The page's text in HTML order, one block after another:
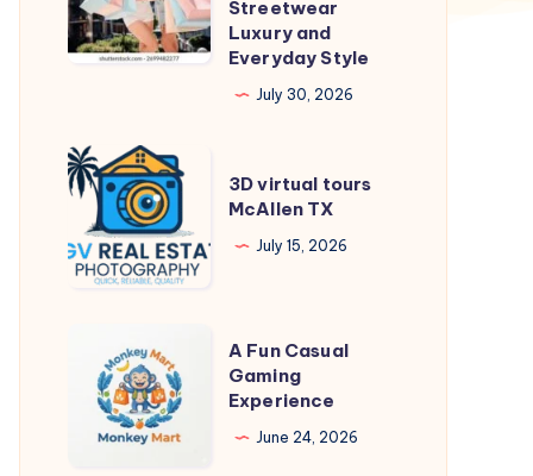
The
Perfect
Streetwear
Luxury
and
Everyday
Streetwear
Luxury and
Everyday Style
July 30, 2026
3D
virtual
tours
McAllen
3D virtual tours
McAllen TX
July 15, 2026
Fun
Casual
Gaming
A Fun Casual
Gaming
Experience
June 24, 2026